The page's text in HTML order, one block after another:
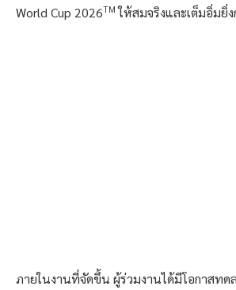
World Cup 2026TM ให้สมจริงและเต็มอิ่มยิ่ง
ภายในงานที่จัดขึ้น ผู้ร่วมงานได้มีโอกาสท